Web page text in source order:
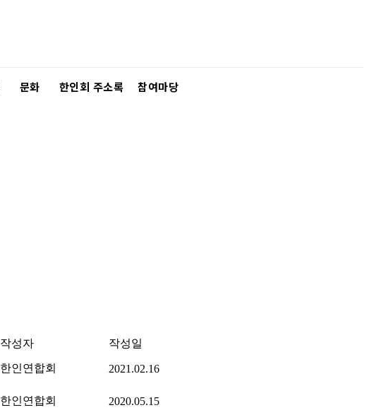
문화 한인회 주소록 참여마당
작성자 작성일
한인연합회 2021.02.16
한인연합회 2020.05.15